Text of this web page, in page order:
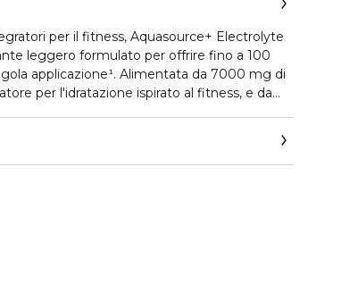
Aquasource+ Electrolyte
leggero formulato per offrire fino a 100
applicazione¹. Alimentata da 7000 mg di
per l'idratazione ispirato al fitness, e da
le riserve di idratazione della pelle nel
volte più piccoli dell'Acido Ialuronico,
viene rapidamente assorbita e doni una